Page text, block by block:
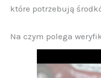
które potrzebują
Na czym polega